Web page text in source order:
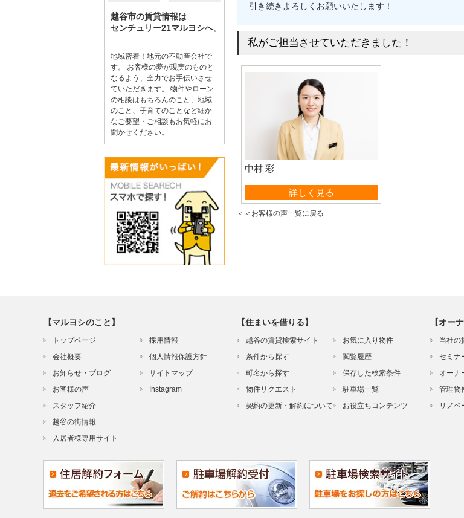
引き続きよろしくお願いいたします！
私がご担当させていただきました！
中村 彩
売買営業部 事務詳しく見る
＜＜お客様の声一覧に戻る
越谷市の賃貸情報は
センチュリー21マルヨシへ。
地域密着！地元の不動産会社で
す。 お客様の夢が現実のものと
なるよう、全力でお手伝いさせ
ていただきます。 物件やローン
の相談はもちろんのこと、地域
のこと、子育てのことなど細か
なご要望・ご相談もお気軽にお
聞かせください。
【マルヨシのこと】
トップページ
会社概要
お知らせ・ブログ
お客様の声
スタッフ紹介
越谷の街情報
入居者様専用サイト
採用情報
個人情報保護方針
サイトマップ
Instagram
【住まいを借りる】
越谷の賃貸検索サイト
条件から探す
町名から探す
物件リクエスト
契約の更新・解約について
お気に入り物件
閲覧履歴
保存した検索条件
駐車場一覧
お役立ちコンテンツ
【オー
当社の
セミナ
オーナ
管理物
リノベ